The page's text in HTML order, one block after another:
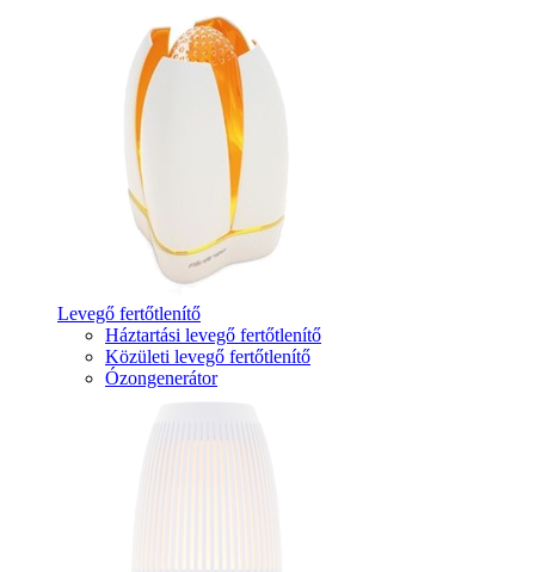
Levegő fertőtlenítő
Háztartási levegő fertőtlenítő
Közületi levegő fertőtlenítő
Ózongenerátor